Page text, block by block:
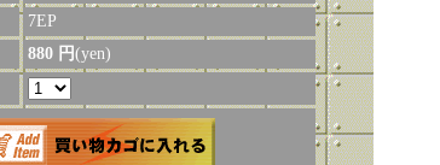
7EP
880 円(yen)